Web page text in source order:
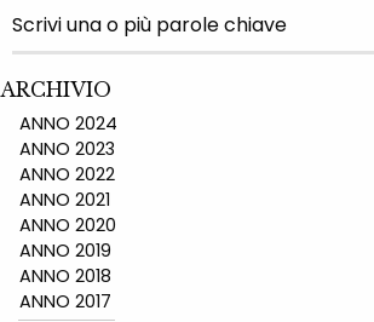
ARCHIVIO
ANNO 2024
ANNO 2023
ANNO 2022
ANNO 2021
ANNO 2020
ANNO 2019
ANNO 2018
ANNO 2017